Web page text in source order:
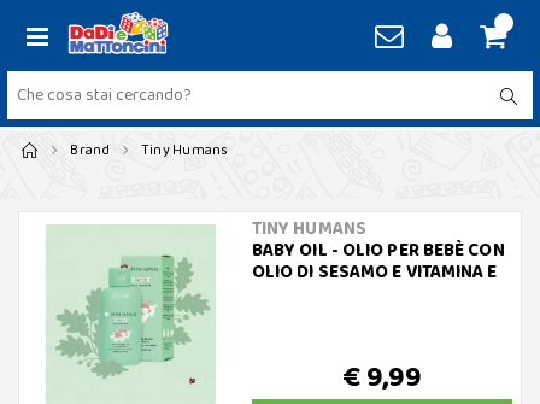
Brand Tiny Humans
TINY HUMANS
BABY OIL - OLIO PER BEBÈ CON
OLIO DI SESAMO E VITAMINA E
€ 9,99